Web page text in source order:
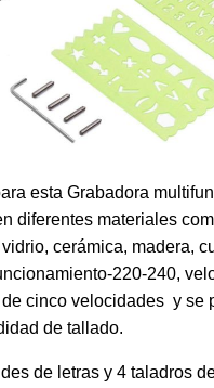
esta Grabadora
diferentes materiales
cerámica, madera,
220-240,
cinco velocidades y se
de tallado.
de letras y 4 taladros